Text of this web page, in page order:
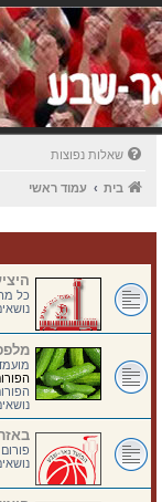
שאלות נפוצות
בית עמוד ראשי
כל